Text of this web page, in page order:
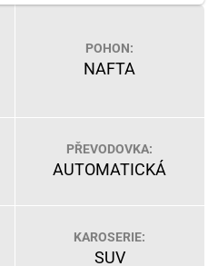
POHON:
NAFTA
PŘEVODOVKA:
AUTOMATICKÁ
KAROSERIE:
SUV